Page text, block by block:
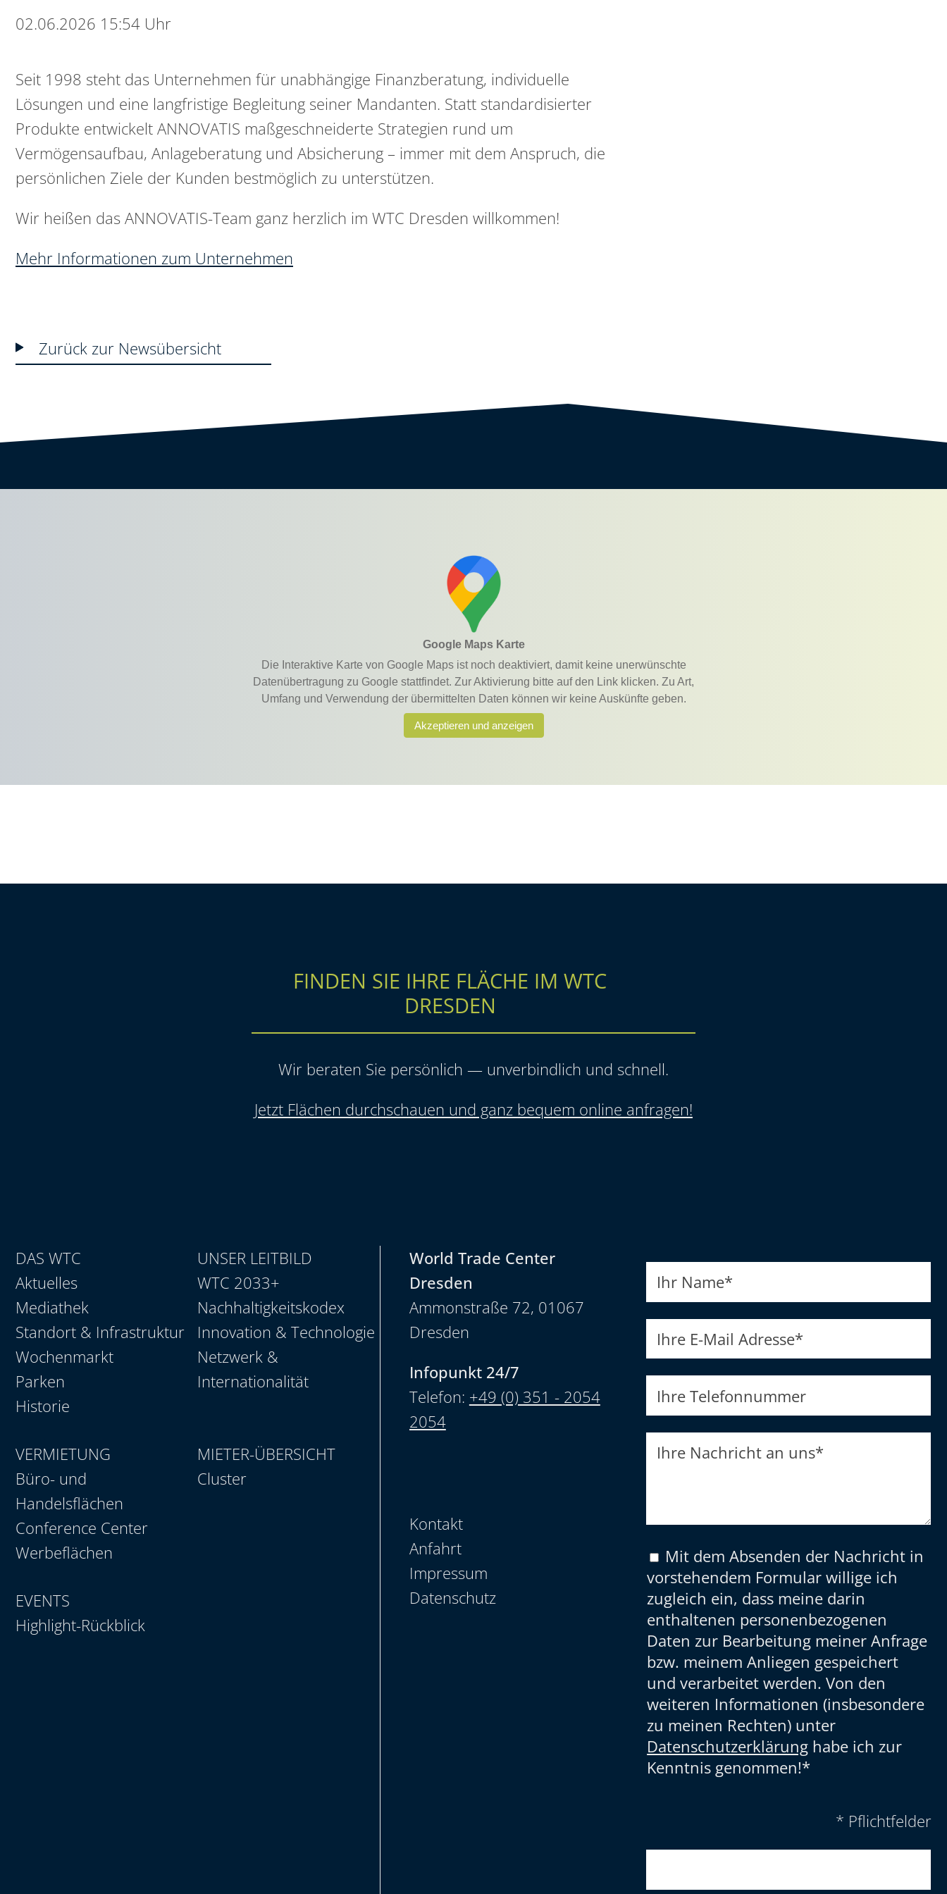
02.06.2026 15:54 Uhr
Seit 1998 steht das Unternehmen für unabhängige Finanzberatung, individuelle
Lösungen und eine langfristige Begleitung seiner Mandanten. Statt standardisierter
Produkte entwickelt ANNOVATIS maßgeschneiderte Strategien rund um
Vermögensaufbau, Anlageberatung und Absicherung – immer mit dem Anspruch, die
persönlichen Ziele der Kunden bestmöglich zu unterstützen.
Wir heißen das ANNOVATIS-Team ganz herzlich im WTC Dresden willkommen!
Mehr Informationen zum Unternehmen
Zurück zur Newsübersicht
FINDEN SIE IHRE FLÄCHE IM WTC
DRESDEN
Wir beraten Sie persönlich — unverbindlich und schnell.
Jetzt Flächen durchschauen und ganz bequem online anfragen!
DAS WTC
Aktuelles
Mediathek
Standort & Infrastruktur
Wochenmarkt
Parken
Historie
UNSER LEITBILD
WTC 2033+
Nachhaltigkeitskodex
Innovation & Technologie
Netzwerk &
Internationalität
VERMIETUNG
Büro- und
Handelsflächen
Conference Center
Werbeflächen
MIETER-ÜBERSICHT
Cluster
EVENTS
Highlight-Rückblick
World Trade Center
Dresden
Ammonstraße 72, 01067
Dresden
Infopunkt 24/7
Telefon: +49 (0) 351 - 2054
2054
Kontakt
Anfahrt
Impressum
Datenschutz
Ihr Name*
Ihre E-Mail Adresse*
Ihre Telefonnummer
Ihre Nachricht an uns*
Mit dem Absenden der Nachricht in
vorstehendem Formular willige ich
zugleich ein, dass meine darin
enthaltenen personenbezogenen
Daten zur Bearbeitung meiner Anfrage
bzw. meinem Anliegen gespeichert
und verarbeitet werden. Von den
weiteren Informationen (insbesondere
zu meinen Rechten) unter
Datenschutzerklärung habe ich zur
Kenntnis genommen!*
* Pflichtfelder